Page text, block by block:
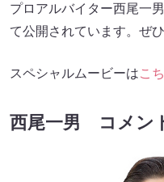
プロアルバイター西尾一
て公開されています。ぜ
スペシャルムービーはこ
西尾一男 コメン